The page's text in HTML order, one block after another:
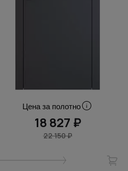
Цена за полотно
18 827 ₽
22 150 ₽